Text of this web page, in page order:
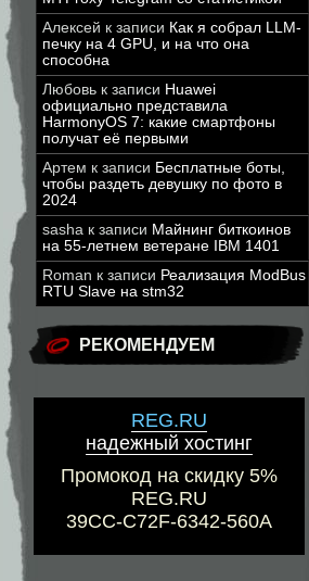
Алексей к записи Как я собрал LLM-
печку на 4 GPU, и на что она
способна
Любовь к записи Huawei
официально представила
HarmonyOS 7: какие смартфоны
получат её первыми
Артем к записи Бесплатные боты,
чтобы раздеть девушку по фото в
2024
sasha к записи Майнинг биткоинов
на 55-летнем ветеране IBM 1401
Roman к записи Реализация ModBus
RTU Slave на stm32
РЕКОМЕНДУЕМ
REG.RU
надежный хостинг
Промокод на скидку 5%
REG.RU
39CC-C72F-6342-560A